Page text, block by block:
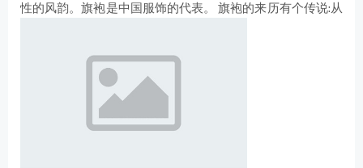
性的风韵。旗袍是中国服饰的代表。 旗袍的来历有个传说:从